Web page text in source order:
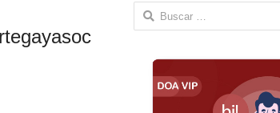
Buscar: